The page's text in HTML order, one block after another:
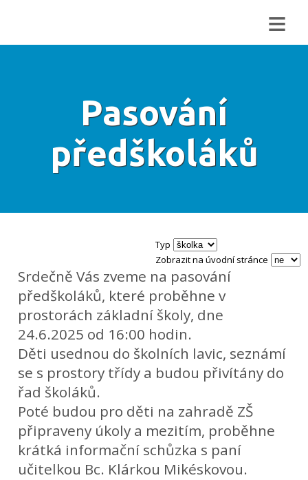
≡
Pasování
předškoláků
Typ
Zobrazit na úvodní stránce
Srdečně Vás zveme na pasování
předškoláků, které proběhne v
prostorách základní školy, dne
24.6.2025 od 16:00 hodin.
Děti usednou do školních lavic, seznámí
se s prostory třídy a budou přivítány do
řad školáků.
Poté budou pro děti na zahradě ZŠ
připraveny úkoly a mezitím, proběhne
krátká informační schůzka s paní
učitelkou Bc. Klárkou Mikéskovou.